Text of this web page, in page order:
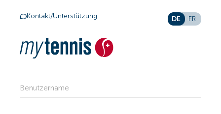
Kontakt/Unterstützung DE FR
Benutzername